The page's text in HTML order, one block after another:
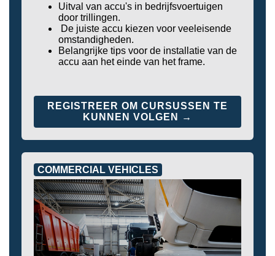
Uitval van accu's in bedrijfsvoertuigen
door trillingen.
De juiste accu kiezen voor veeleisende
omstandigheden.
Belangrijke tips voor de installatie van de
accu aan het einde van het frame.
REGISTREER OM CURSUSSEN TE
KUNNEN VOLGEN →
COMMERCIAL VEHICLES